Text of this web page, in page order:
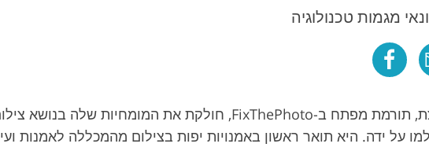
מגמות טכנולוגיה
על ידה. היא תואר ראשון באמנויות יפות בצילום מהמכללה לאמנות